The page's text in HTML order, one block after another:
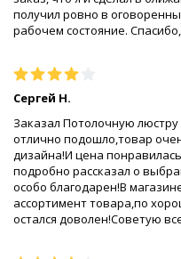
получил ровно в
рабочем состояние.
Сергей Н.
Заказал Потолочную люстру
отлично подошло,товар
дизайна!И цена
подробно рассказал о
особо благодарен!В
ассортимент товара,по
остался доволен!Советую